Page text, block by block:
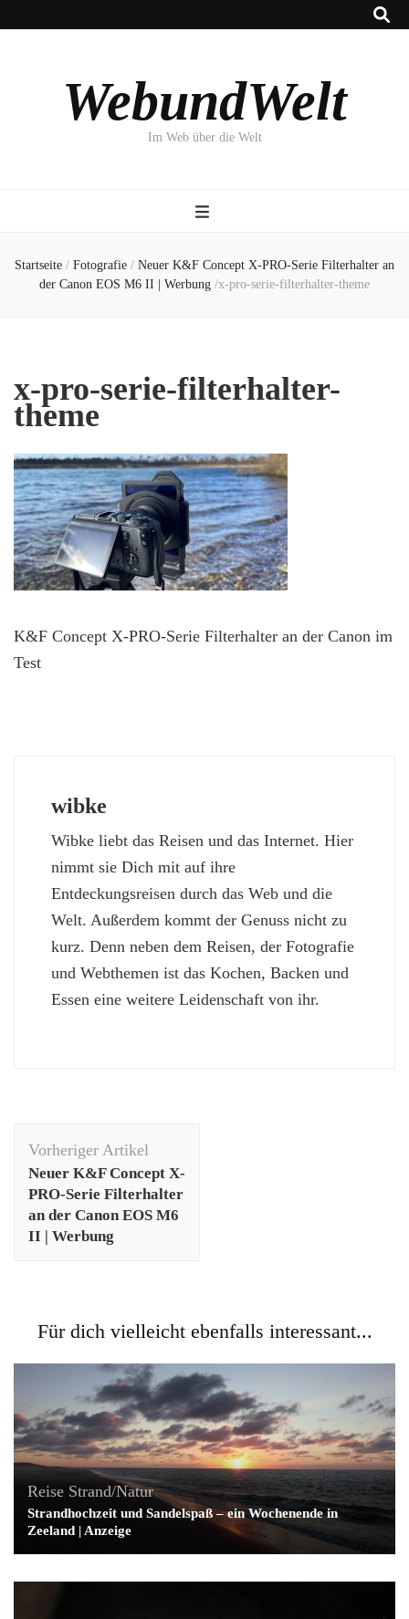
WebundWelt
Im Web über die Welt
Startseite / Fotografie / Neuer K&F Concept X-PRO-Serie Filterhalter an
der Canon EOS M6 II | Werbung /x-pro-serie-filterhalter-theme
x-pro-serie-filterhalter-
theme
K&F Concept X-PRO-Serie Filterhalter an der Canon im
Test
wibke
Wibke liebt das Reisen und das Internet. Hier
nimmt sie Dich mit auf ihre
Entdeckungsreisen durch das Web und die
Welt. Außerdem kommt der Genuss nicht zu
kurz. Denn neben dem Reisen, der Fotografie
und Webthemen ist das Kochen, Backen und
Essen eine weitere Leidenschaft von ihr.
Vorheriger Artikel
Neuer K&F Concept X-
PRO-Serie Filterhalter
an der Canon EOS M6
II | Werbung
Für dich vielleicht ebenfalls interessant...
Reise Strand/Natur
Strandhochzeit und Sandelspaß – ein Wochenende in
Zeeland | Anzeige